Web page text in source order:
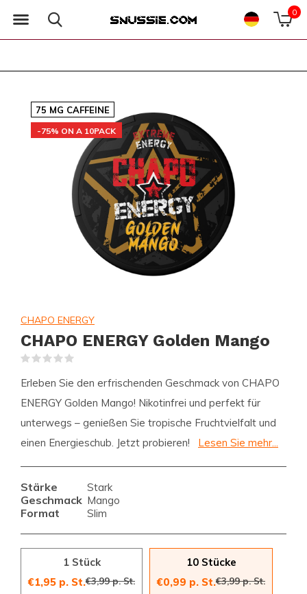
0
75 MG CAFFEINE
-75% ON A 10PACK
CHAPO ENERGY
CHAPO ENERGY Golden Mango
Erleben Sie den erfrischenden Geschmack von CHAPO
ENERGY Golden Mango! Nikotinfrei und perfekt für
unterwegs – genießen Sie tropische Fruchtvielfalt und
einen Energieschub. Jetzt probieren!
Lesen Sie mehr...
Stärke Stark
Geschmack Mango
Format Slim
1 Stück
€1,95 p. St.€3,99 p. St.
10 Stücke
€0,99 p. St.€3,99 p. St.